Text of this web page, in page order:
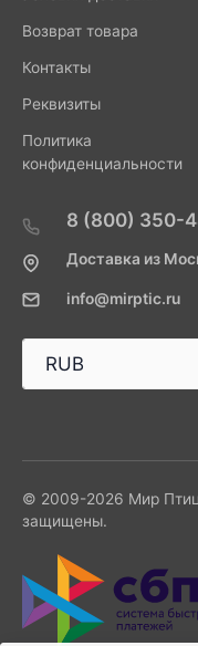
Возврат товара
Контакты
Реквизиты
Политика
конфиденциальности
8 (800) 350-
Доставка из
info@mirptic.ru
© 2009-2026 Мир
защищены.